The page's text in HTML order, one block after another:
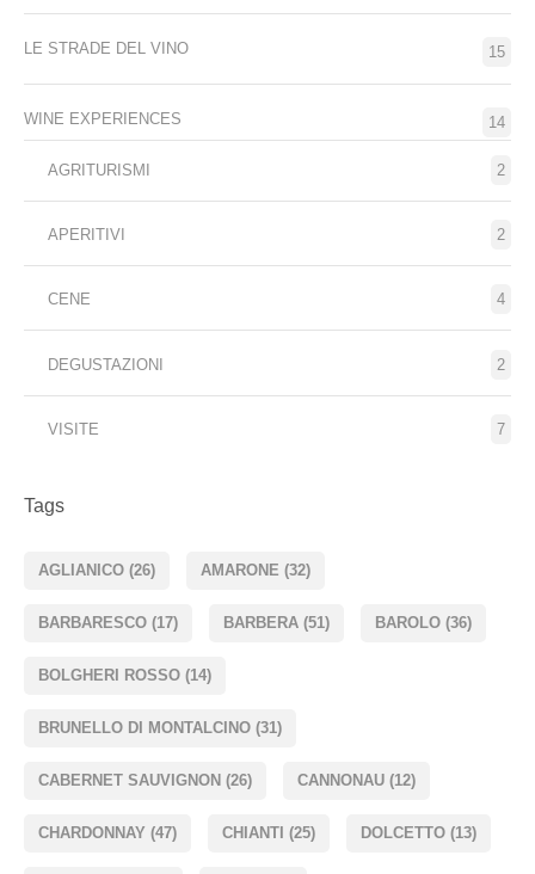
LE STRADE DEL VINO 15
WINE EXPERIENCES 14
AGRITURISMI 2
APERITIVI 2
CENE 4
DEGUSTAZIONI 2
VISITE 7
Tags
AGLIANICO (26) AMARONE (32)
BARBARESCO (17) BARBERA (51) BAROLO (36)
BOLGHERI ROSSO (14)
BRUNELLO DI MONTALCINO (31)
CABERNET SAUVIGNON (26) CANNONAU (12)
CHARDONNAY (47) CHIANTI (25) DOLCETTO (13)